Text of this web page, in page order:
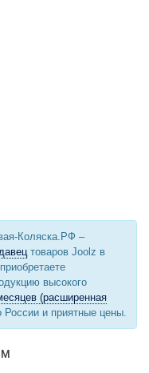
Коляска.РФ –
товаров Joolz в
высокого
(расширенная
России и приятные цены.